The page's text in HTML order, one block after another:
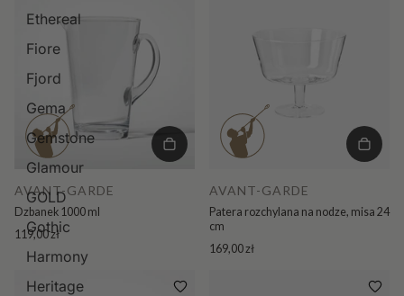
Ethereal
Fiore
Fjord
Gema
Gemstone
Glamour
GOLD
Gothic
Harmony
Heritage
AVANT-GARDE
Dzbanek 1000 ml
119,00 zł
AVANT-GARDE
Patera rozchylana na nodze, misa 24
cm
169,00 zł